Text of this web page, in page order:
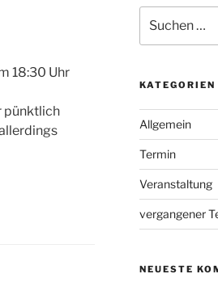
18:30 Uhr
pünktlich
nach:
KATEGORIEN
Allgemein
Termin
Veranstaltung
vergangener
NEUESTE